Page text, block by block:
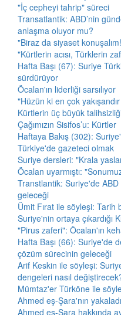
"İç cepheyi tahrip" süreci
Transatlantik: ABD’nin
anlaşma oluyor mu?
"Biraz da siyaset
"Kürtlerin acısı, Türklerin
Hafta Başı (67): Suriye
sürdürüyor
Öcalan'ın liderliği sarsılıyor
"Hüzün ki en çok
Kürtlerin üç büyük
Çağımızın Sisifos’u: Kürtler
Haftaya Bakış (302):
Türkiye'de gazeteci olmak
Suriye dersleri: "Krala
Öcalan uyarmıştı:
Transtlantik: Suriye'de
geleceği
Ümit Fırat ile söyleşi: Tarih
Suriye'nin ortaya çıkardığı
"Pirus zaferi": Öcalan'ın
Hafta Başı (66): Suriye'de
çözüm sürecinin geleceği
Arif Keskin ile söyleşi:
dengeleri nasıl
Mümtaz'er Türköne ile
Ahmed eş-Şara'nın
Ahmed eş-Şara hakkında